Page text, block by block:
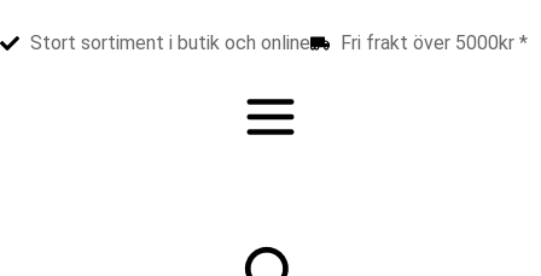
Stort sortiment i butik och online Fri frakt över 5000kr *